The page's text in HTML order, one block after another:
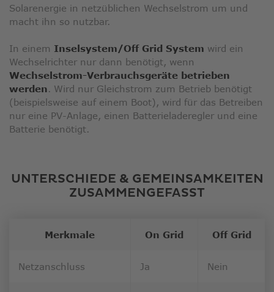
Solarenergie in netzüblichen Wechselstrom um und
macht ihn so nutzbar.
In einem Inselsystem/Off Grid System wird ein
Wechselrichter nur dann benötigt, wenn
Wechselstrom-Verbrauchsgeräte betrieben
werden. Wird nur Gleichstrom zum Betrieb benötigt
(beispielsweise auf einem Boot), wird für das Betreiben
nur eine PV-Anlage, einen Batterieladeregler und eine
Batterie benötigt.
UNTERSCHIEDE & GEMEINSAMKEITEN
ZUSAMMENGEFASST
Merkmale On Grid Off Grid
Netzanschluss Ja Nein